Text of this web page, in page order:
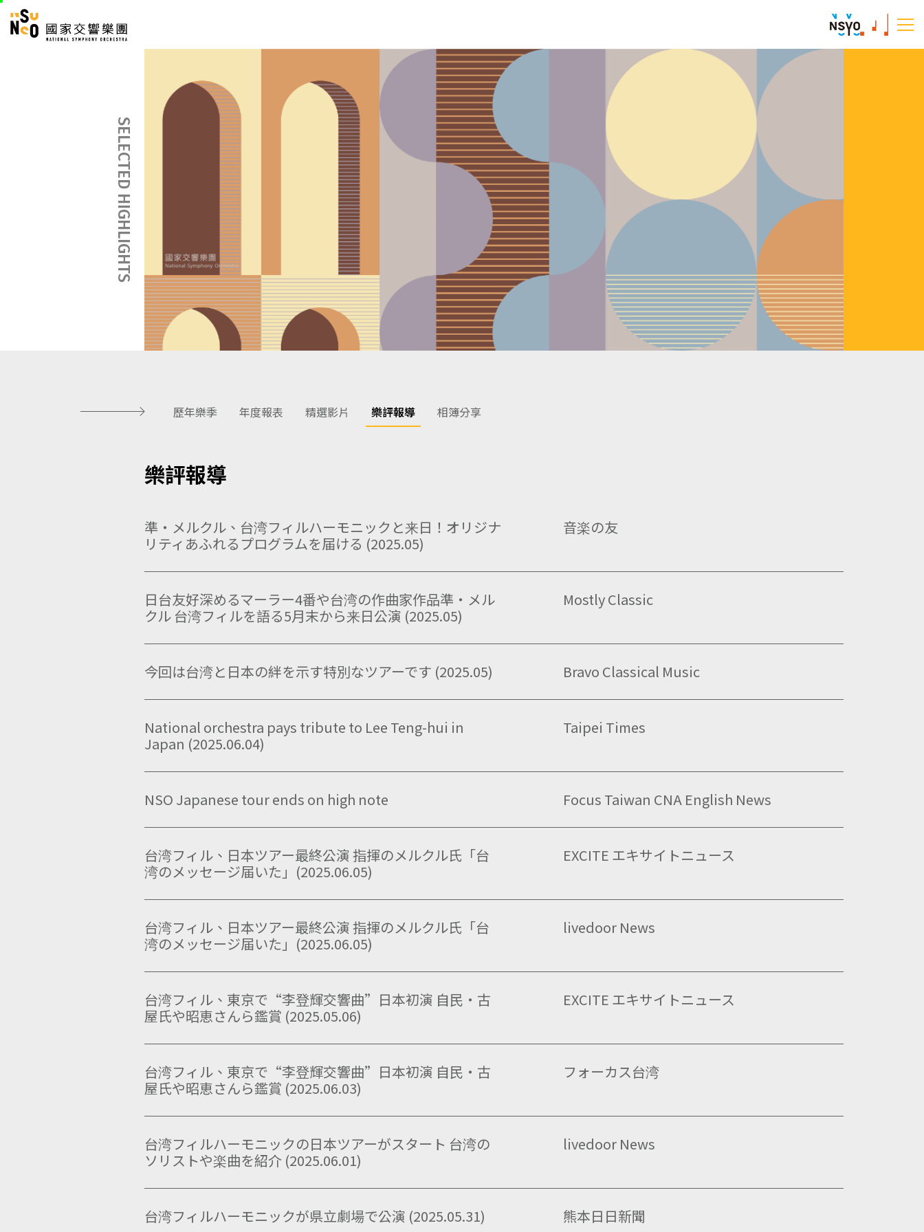
跳
:::
SELECTED HIGHLIGHTS
歷年樂季 年度報表 精選影片 樂評報導 相簿分享
樂評報導
準・メルクル、台湾フィルハーモニックと来日！オリジナ
リティあふれるプログラムを届ける (2025.05)
音楽の友
日台友好深めるマーラー4番や台湾の作曲家作品準・メル
クル 台湾フィルを語る5月末から来日公演 (2025.05)
Mostly Classic
今回は台湾と日本の絆を示す特別なツアーです (2025.05) Bravo Classical Music
National orchestra pays tribute to Lee Teng-hui in
Japan (2025.06.04)
Taipei Times
NSO Japanese tour ends on high note Focus Taiwan CNA English News
台湾フィル、日本ツアー最終公演 指揮のメルクル氏「台
湾のメッセージ届いた」(2025.06.05)
EXCITE エキサイトニュース
台湾フィル、日本ツアー最終公演 指揮のメルクル氏「台
湾のメッセージ届いた」(2025.06.05)
livedoor News
台湾フィル、東京で“李登輝交響曲”日本初演 自民・古
屋氏や昭恵さんら鑑賞 (2025.05.06)
EXCITE エキサイトニュース
台湾フィル、東京で“李登輝交響曲”日本初演 自民・古
屋氏や昭恵さんら鑑賞 (2025.06.03)
フォーカス台湾
台湾フィルハーモニックの日本ツアーがスタート 台湾の
ソリストや楽曲を紹介 (2025.06.01)
livedoor News
台湾フィルハーモニックが県立劇場で公演 (2025.05.31) 熊本日日新聞